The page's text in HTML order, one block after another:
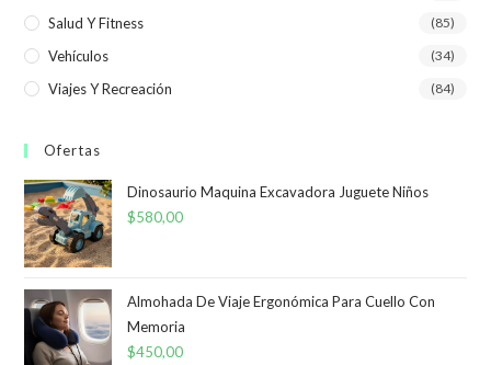
Salud Y Fitness (85)
Vehículos (34)
Viajes Y Recreación (84)
Ofertas
Dinosaurio Maquina Excavadora Juguete Niños
$580,00
Almohada De Viaje Ergonómica Para Cuello Con
Memoria
$450,00